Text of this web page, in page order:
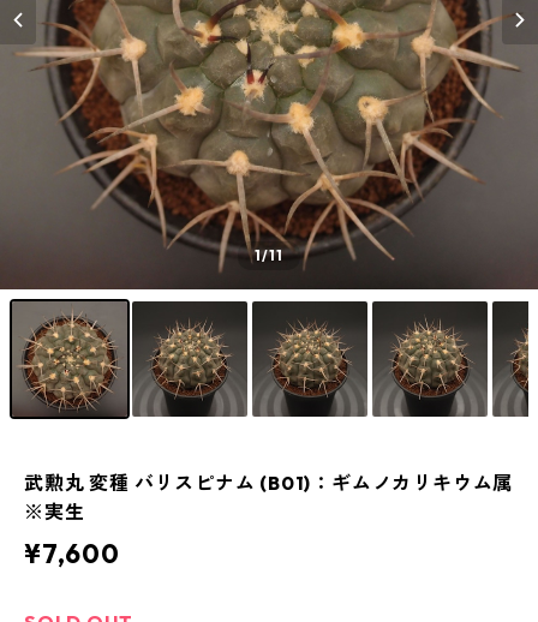
1/11
武勲丸 変種 バリスピナム (B01)：ギムノカリキウム属
※実生
¥7,600